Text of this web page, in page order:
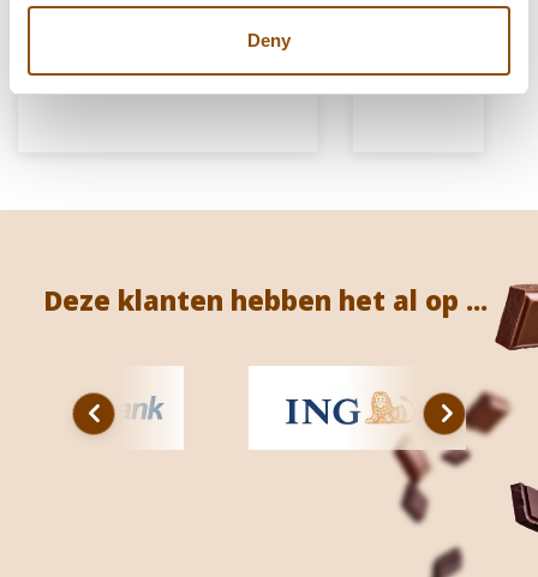
Deny
Snel geleverd
Deze klanten hebben het al op ...